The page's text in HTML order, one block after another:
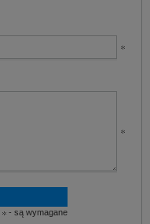
- są wymagane